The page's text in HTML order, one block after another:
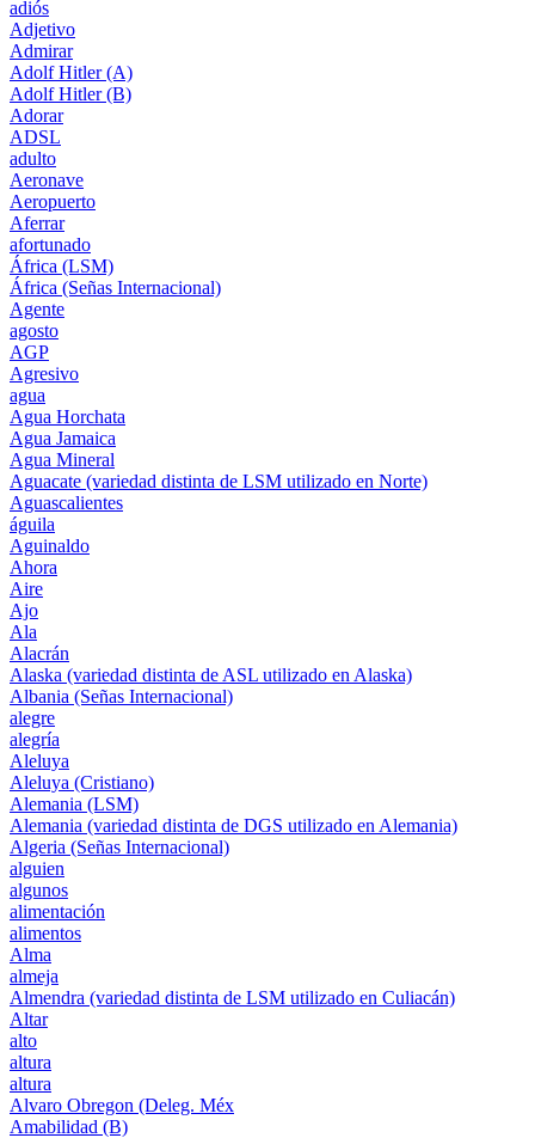
adiós
Adjetivo
Admirar
Adolf Hitler (A)
Adolf Hitler (B)
Adorar
ADSL
adulto
Aeronave
Aeropuerto
Aferrar
afortunado
África (LSM)
África (Señas Internacional)
Agente
agosto
AGP
Agresivo
agua
Agua Horchata
Agua Jamaica
Agua Mineral
Aguacate (variedad distinta de LSM utilizado en Norte)
Aguascalientes
águila
Aguinaldo
Ahora
Aire
Ajo
Ala
Alacrán
Alaska (variedad distinta de ASL utilizado en Alaska)
Albania (Señas Internacional)
alegre
alegría
Aleluya
Aleluya (Cristiano)
Alemania (LSM)
Alemania (variedad distinta de DGS utilizado en Alemania)
Algeria (Señas Internacional)
alguien
algunos
alimentación
alimentos
Alma
almeja
Almendra (variedad distinta de LSM utilizado en Culiacán)
Altar
alto
altura
altura
Alvaro Obregon (Deleg. Méx
Amabilidad (B)